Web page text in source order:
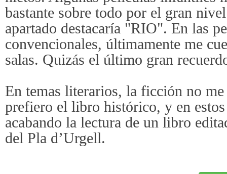
bastante sobre todo por el gran
apartado destacaría "RIO". En las
convencionales, últimamente me
salas. Quizás el último gran
En temas literarios, la ficción no
prefiero el libro histórico, y en
acabando la lectura de un libro
del Pla d’Urgell.